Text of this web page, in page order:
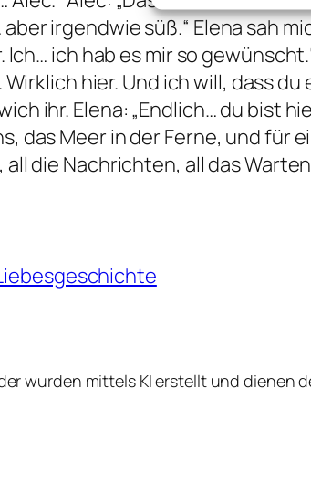
irgendwie süß.“ Elena sah
Ich… ich hab es mir so
Wirklich hier. Und ich will, dass
ihr. Elena: „Endlich… du bist
das Meer in der Ferne, und für
die Nachrichten, all das
wurden mittels KI erstellt und dienen